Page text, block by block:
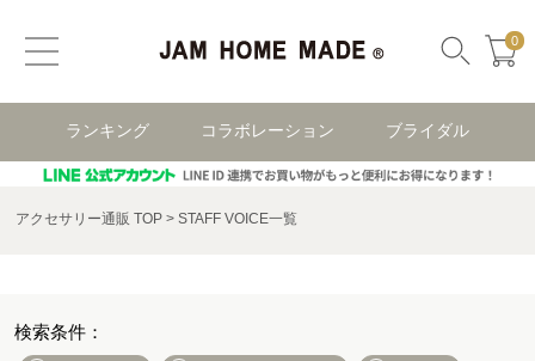
0
ランキング コラボレーション ブライダル
アクセサリー通販 TOP STAFF VOICE一覧